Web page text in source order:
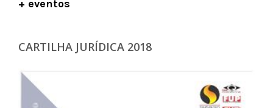
+ eventos
CARTILHA JURÍDICA 2018